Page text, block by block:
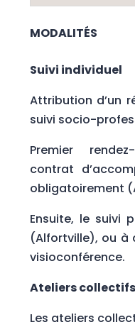
MODALITÉS
Suivi individuel
Attribution d’un
suivi socio-
Premier
contrat
obligatoirement
Ensuite, le suivi
(Alfortville), ou à
visioconférence.
Ateliers collectifs
Les ateliers